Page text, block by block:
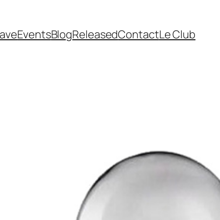
EventsBlogReleasedContactLe Club